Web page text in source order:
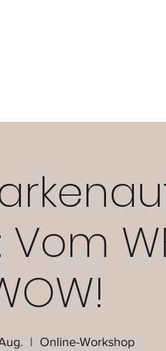
  |
Online-Workshop